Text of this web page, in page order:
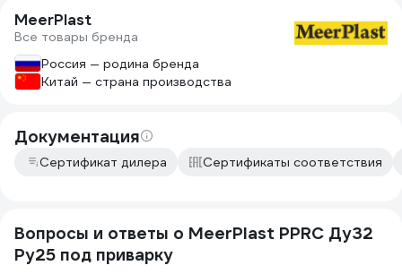
MeerPlast
Все товары бренда
Россия — родина бренда
Китай — страна производства
Документация
Сертификат дилера Сертификаты соответствия
Вопросы и ответы о MeerPlast PPRC Ду32
Ру25 под приварку